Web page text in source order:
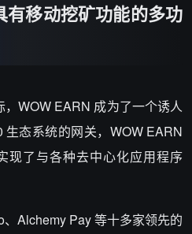
有移动挖矿功能的多功
，WOW EARN 成为了一个诱人
生态系统的网关， WOW EARN
现了与各种去中心化应用程序
、 Alchemy Pay等十多家领先的